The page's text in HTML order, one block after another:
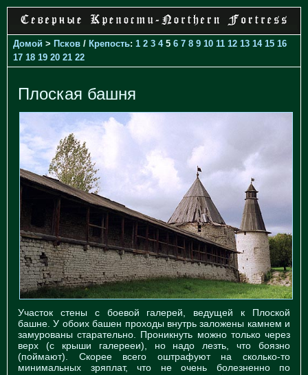
Домой > Псков / Крепость: 1 2 3 45 6 7 8 9 10 11 12 13 14 15 16
17 18 19 20 21 22
Плоская башня
Участок стены с боевой галерей, ведущей к Плоской
башне. У обоих башен проходы внутрь заложены камнем и
замурованы старательно. Проникнуть можно только через
верх (с крыши галерееи), но надо лезть, что боязно
(поймают). Скорее всего оштрафуют на сколько-то
минимальных зряплат, что не очень болезненно по